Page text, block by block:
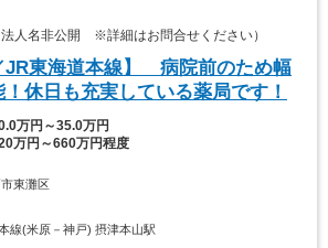
人名非公開 ※詳細はお問合せください）
JR東海道本線】 病院前のため幅
休日も充実している薬局です！
万円～35.0万円
万円～660万円程度
東灘区
線(米原－神戸) 摂津本山駅